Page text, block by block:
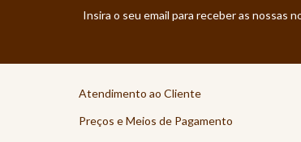
Insira o seu email para receber as nossas
Atendimento ao Cliente
Preços e Meios de Pagamento